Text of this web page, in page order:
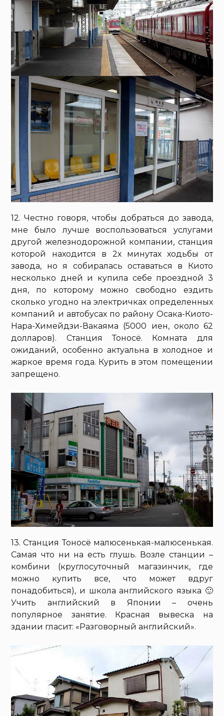
12. Честно говоря, чтобы добраться до завода,
мне было лучше воспользоваться услугами
другой железнодорожной компании, станция
которой находится в 2х минутах ходьбы от
завода, но я собиралась оставаться в Киото
несколько дней и купила себе проездной 3
дня, по которому можно свободно ездить
сколько угодно на электричках определенных
компаний и автобусах по району Осака-Киото-
Нара-Химейдзи-Вакаяма (5000 иен, около 62
долларов). Станция Тоносё. Комната для
ожиданий, особенно актуальна в холодное и
жаркое время года. Курить в этом помещении
запрещено.
13. Станция Тоносё малюсенькая-малюсенькая.
Самая что ни на есть глушь. Возле станции –
комбини (круглосуточный магазинчик, где
можно купить все, что может вдруг
понадобиться), и школа английского языка 🙂
Учить английский в Японии – очень
популярное занятие. Красная вывеска на
здании гласит: «Разговорный английский».